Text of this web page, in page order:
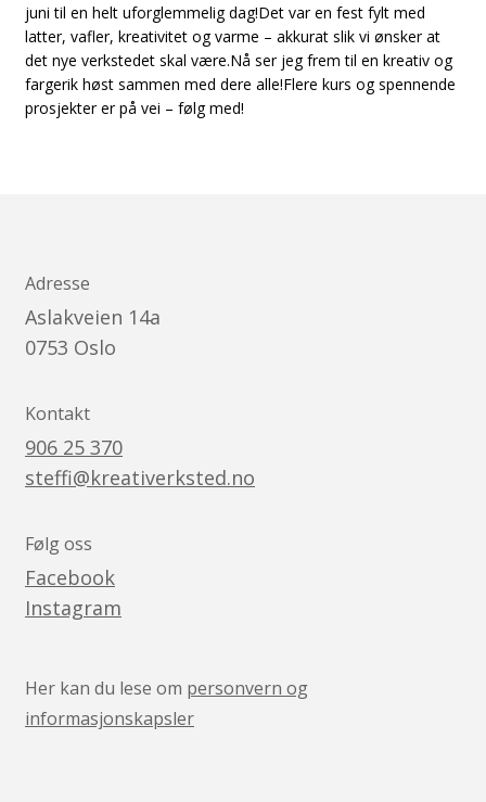
juni til en helt uforglemmelig dag!Det var en fest fylt med
latter, vafler, kreativitet og varme – akkurat slik vi ønsker at
det nye verkstedet skal være.Nå ser jeg frem til en kreativ og
fargerik høst sammen med dere alle!Flere kurs og spennende
prosjekter er på vei – følg med!
Adresse
Aslakveien 14a
0753 Oslo
Kontakt
906 25 370
steffi@kreativerksted.no
Følg oss
Facebook
Instagram
Her kan du lese om personvern og
informasjonskapsler